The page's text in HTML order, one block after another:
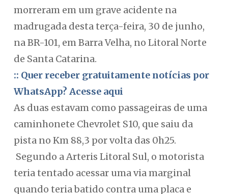
morreram em um grave acidente na
madrugada desta terça-feira, 30 de junho,
na BR-101, em Barra Velha, no Litoral Norte
de Santa Catarina.
:: Quer receber gratuitamente notícias por
WhatsApp? Acesse aqui
As duas estavam como passageiras de uma
caminhonete Chevrolet S10, que saiu da
pista no Km 88,3 por volta das 0h25.
Segundo a Arteris Litoral Sul, o motorista
teria tentado acessar uma via marginal
quando teria batido contra uma placa e